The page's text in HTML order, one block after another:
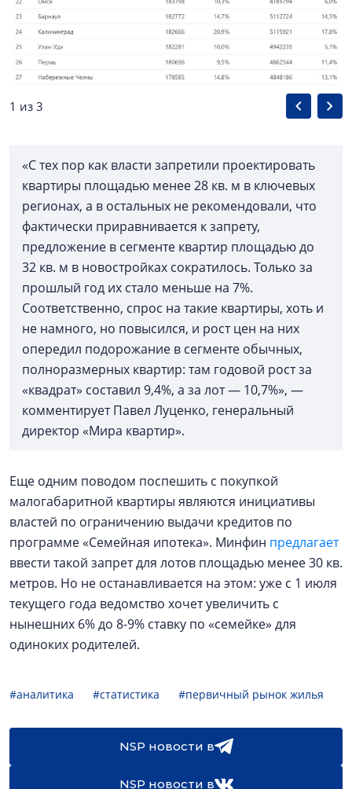
1 из 3
«С тех пор как власти запретили проектировать
квартиры площадью менее 28 кв. м в ключевых
регионах, а в остальных не рекомендовали, что
фактически приравнивается к запрету,
предложение в сегменте квартир площадью до
32 кв. м в новостройках сократилось. Только за
прошлый год их стало меньше на 7%.
Соответственно, спрос на такие квартиры, хоть и
не намного, но повысился, и рост цен на них
опередил подорожание в сегменте обычных,
полноразмерных квартир: там годовой рост за
«квадрат» составил 9,4%, а за лот — 10,7%», —
комментирует Павел Луценко, генеральный
директор «Мира квартир».
Еще одним поводом поспешить с покупкой
малогабаритной квартиры являются инициативы
властей по ограничению выдачи кредитов по
программе «Семейная ипотека». Минфин предлагает
ввести такой запрет для лотов площадью менее 30 кв.
метров. Но не останавливается на этом: уже с 1 июля
текущего года ведомство хочет увеличить с
нынешних 6% до 8-9% ставку по «семейке» для
одиноких родителей.
#аналитика #статистика #первичный рынок жилья
NSP новости в
NSP новости в